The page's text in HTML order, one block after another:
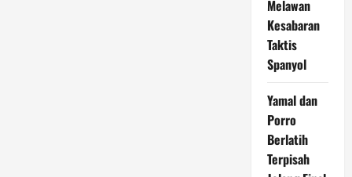
Melawan
Kesabaran
Taktis
Spanyol
Yamal dan
Porro
Berlatih
Terpisah